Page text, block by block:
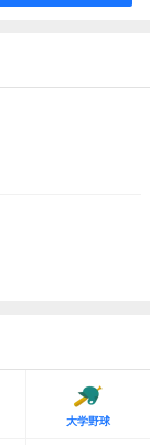
大学野球